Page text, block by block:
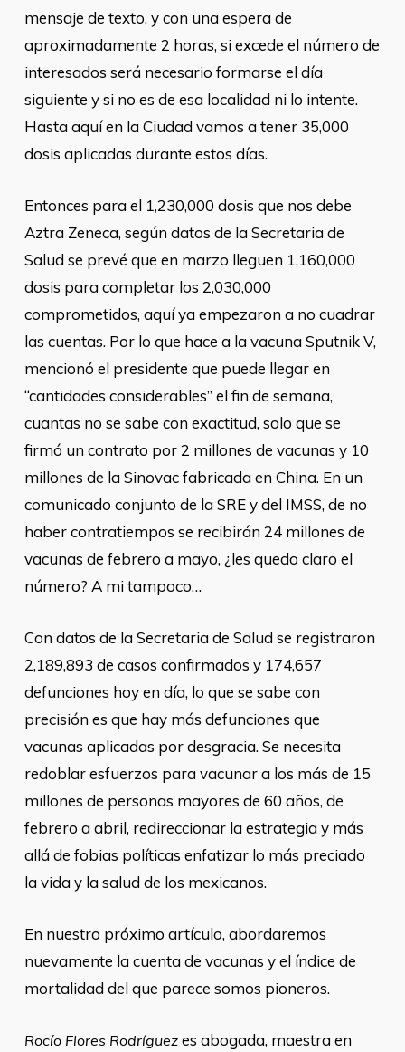
mensaje de texto, y con una espera de
aproximadamente 2 horas, si excede el número de
interesados será necesario formarse el día
siguiente y si no es de esa localidad ni lo intente.
Hasta aquí en la Ciudad vamos a tener 35,000
dosis aplicadas durante estos días.
Entonces para el 1,230,000 dosis que nos debe
Aztra Zeneca, según datos de la Secretaria de
Salud se prevé que en marzo lleguen 1,160,000
dosis para completar los 2,030,000
comprometidos, aquí ya empezaron a no cuadrar
las cuentas. Por lo que hace a la vacuna Sputnik V,
mencionó el presidente que puede llegar en
“cantidades considerables” el fin de semana,
cuantas no se sabe con exactitud, solo que se
firmó un contrato por 2 millones de vacunas y 10
millones de la Sinovac fabricada en China. En un
comunicado conjunto de la SRE y del IMSS, de no
haber contratiempos se recibirán 24 millones de
vacunas de febrero a mayo, ¿les quedo claro el
número? A mi tampoco…
Con datos de la Secretaria de Salud se registraron
2,189,893 de casos confirmados y 174,657
defunciones hoy en día, lo que se sabe con
precisión es que hay más defunciones que
vacunas aplicadas por desgracia. Se necesita
redoblar esfuerzos para vacunar a los más de 15
millones de personas mayores de 60 años, de
febrero a abril, redireccionar la estrategia y más
allá de fobias políticas enfatizar lo más preciado
la vida y la salud de los mexicanos.
En nuestro próximo artículo, abordaremos
nuevamente la cuenta de vacunas y el índice de
mortalidad del que parece somos pioneros.
Rocío Flores Rodríguezes abogada, maestra en